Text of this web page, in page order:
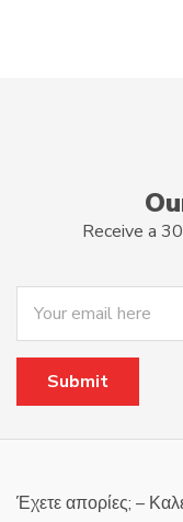
Receive a
Έχετε απορίες; –